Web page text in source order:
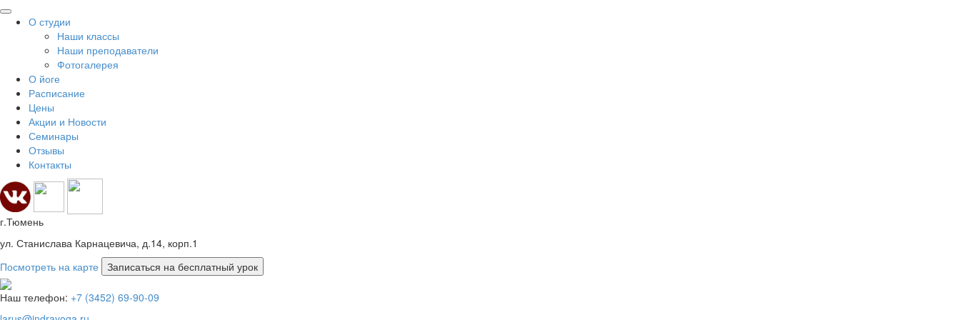
О студии
Наши классы
Наши преподаватели
Фотогалерея
О йоге
Расписание
Цены
Акции и Новости
Семинары
Отзывы
Контакты
г.Тюмень
ул. Станислава Карнацевича, д.14, корп.1
Посмотреть на карте
Наш телефон: +7 (3452) 69-90-09